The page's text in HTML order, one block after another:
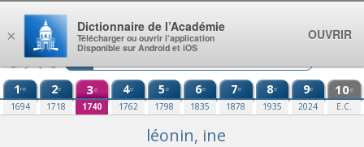
Aller au contenu
1re
1694
2e
1718
3e
1740
4e
1762
5e
1798
6e
1835
7e
1878
8e
1935
9e
2024
10e
E.C.
léonin, ine
×
Dictionnaire de l’Académie
Télécharger ou ouvrir l’application
Disponible sur Android et iOS
OUVRIR